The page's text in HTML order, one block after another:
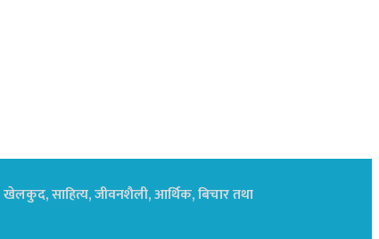
खेलकुद, साहित्य, जीवनशैली, आर्थिक, बिचार तथा